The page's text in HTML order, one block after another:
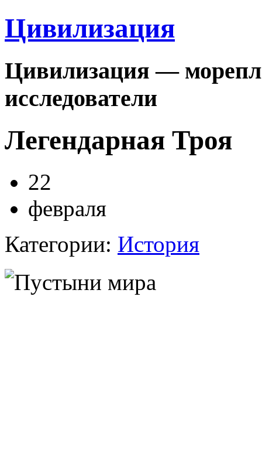
Цивилизация
Цивилизация —
исследователи
Легендарная Троя
22
февраля
Категории: История